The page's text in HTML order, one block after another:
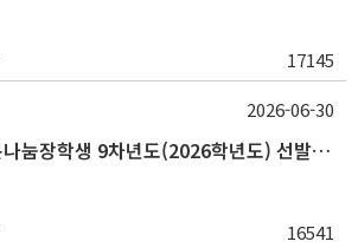
17145
SK에코플랜트 인문나눔장학생 9차년도(2026학년도) 선발 안내(~7/20)
16541
2026-06-30